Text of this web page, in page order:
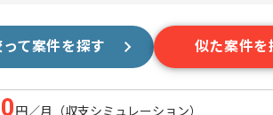
て案件を探す 似た案件を
円／月 （収支シミュレーション）